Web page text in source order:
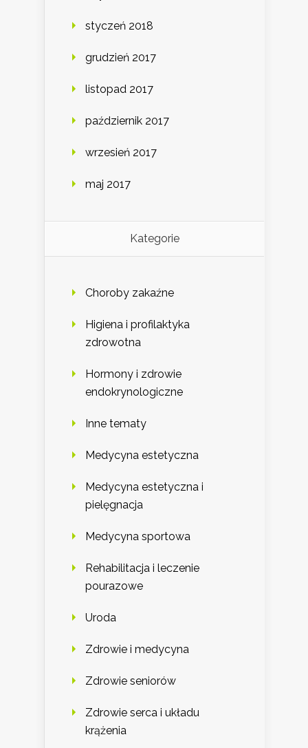
styczeń 2018
grudzień 2017
listopad 2017
październik 2017
wrzesień 2017
maj 2017
Kategorie
Choroby zakaźne
Higiena i profilaktyka
zdrowotna
Hormony i zdrowie
endokrynologiczne
Inne tematy
Medycyna estetyczna
Medycyna estetyczna i
pielęgnacja
Medycyna sportowa
Rehabilitacja i leczenie
pourazowe
Uroda
Zdrowie i medycyna
Zdrowie seniorów
Zdrowie serca i układu
krążenia